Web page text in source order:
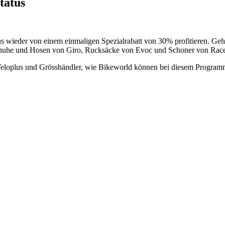
von einem einmaligen Spezialrabatt von 30% profitieren.
und Hosen von Giro, Rucksäcke von Evoc und Schoner von
und Grösshändler, wie Bikeworld können bei diesem